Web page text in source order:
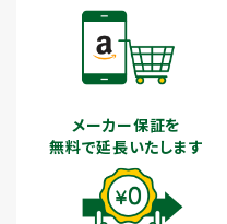
メーカー保証を
無料で延長いたします